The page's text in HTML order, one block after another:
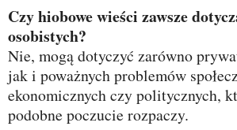
Czy hiobowe wieści zawsze dotyczą tragedii
osobistych?
Nie, mogą dotyczyć zarówno
jak i poważnych problemów
ekonomicznych czy politycznych,
podobne poczucie rozpaczy.